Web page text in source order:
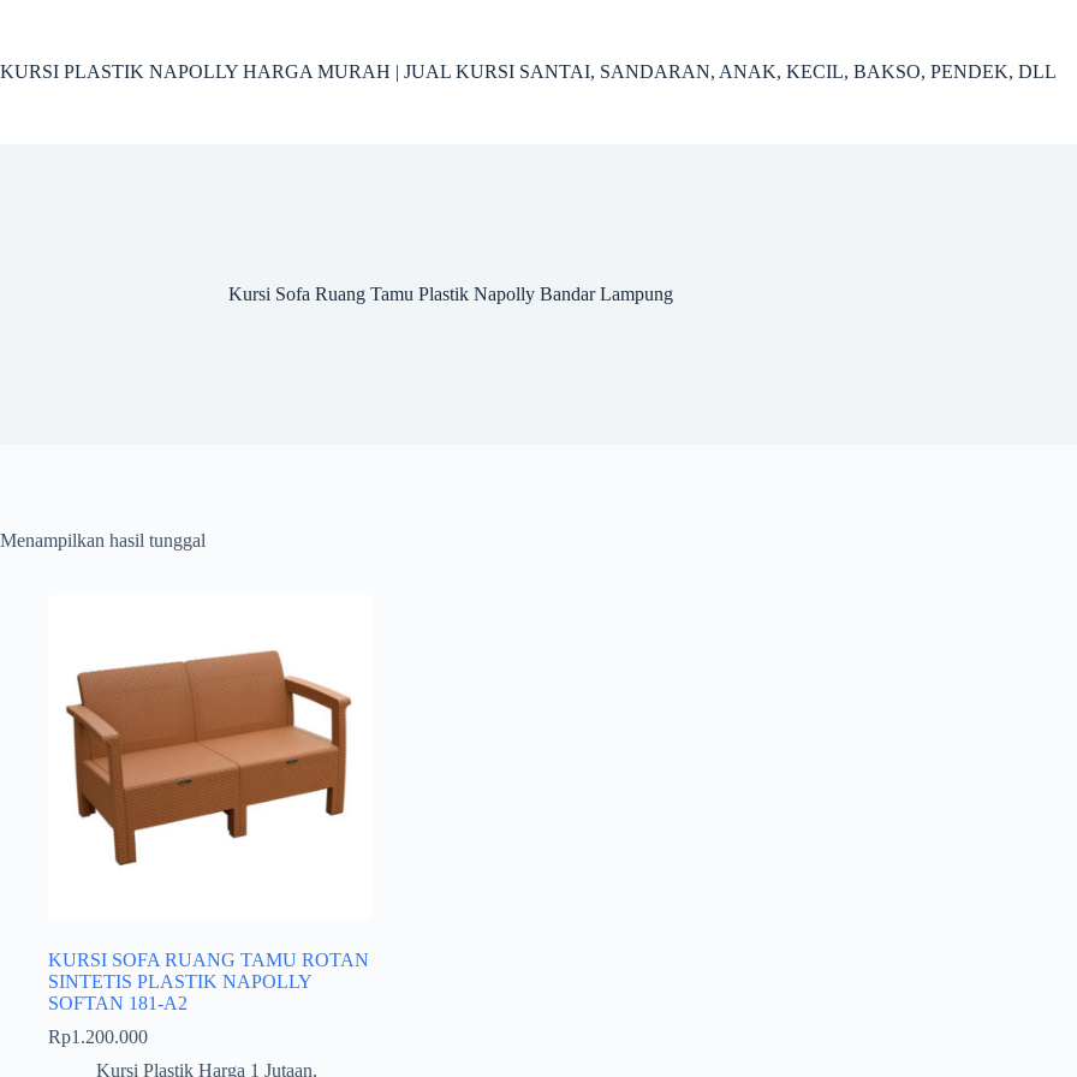
KURSI PLASTIK NAPOLLY HARGA MURAH | JUAL KURSI SANTAI, SANDARAN, ANAK, KECIL, BAKSO, PENDEK, DLL
Kursi Sofa Ruang Tamu Plastik Napolly Bandar Lampung
Menampilkan hasil tunggal
KURSI SOFA RUANG TAMU ROTAN
SINTETIS PLASTIK NAPOLLY
SOFTAN 181-A2
Rp1.200.000
Kursi Plastik Harga 1 Jutaan,